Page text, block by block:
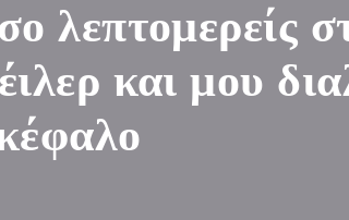
λεπτομερείς
και μου